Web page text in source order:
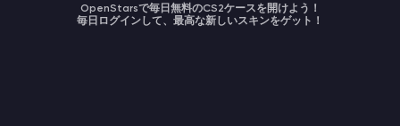
OpenStarsで毎日無料のCS2ケースを開けよう！
毎日ログインして、最高な新しいスキンをゲット！